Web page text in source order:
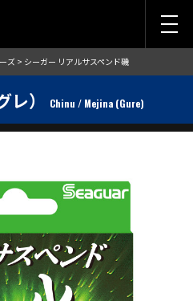
ズ > シーガー リアルサスペンド磯
レ） Chinu / Mejina (Gure)